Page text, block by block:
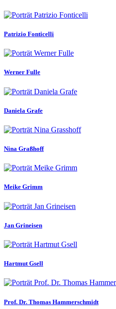
Patrizio Fonticelli
Werner Fulle
Daniela Grafe
Nina Graßhoff
Meike Grimm
Jan Grineisen
Hartmut Gsell
Prof. Dr. Thomas Hammerschmidt